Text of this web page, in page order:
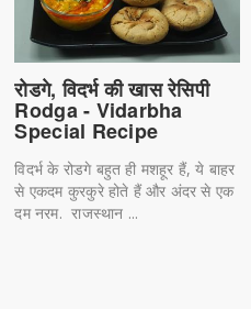
रोडगे, विदर्भ की खास रेसिपी
Rodga - Vidarbha
Special Recipe
विदर्भ के रोडगे बहुत ही मशहूर हैं, ये बाहर
से एकदम कुरकुरे होते हैं और अंदर से एक
दम नरम. राजस्थान ...